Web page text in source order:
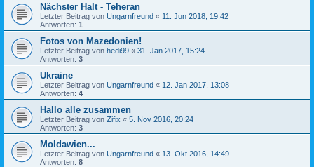
Nächster Halt - Teheran
Letzter Beitrag von Ungarnfreund « 11. Jun 2018, 19:42
Antworten: 1
Fotos von Mazedonien!
Letzter Beitrag von hedi99 « 31. Jan 2017, 15:24
Antworten: 3
Ukraine
Letzter Beitrag von Ungarnfreund « 12. Jan 2017, 13:08
Antworten: 4
Hallo alle zusammen
Letzter Beitrag von Zifix « 5. Nov 2016, 20:24
Antworten: 3
Moldawien...
Letzter Beitrag von Ungarnfreund « 13. Okt 2016, 14:49
Antworten: 8